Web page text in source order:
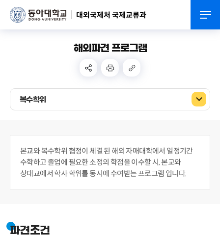
대외국제처 국제교류과
해외파견 프로그램
복수학위
본교와 복수학위 협정이 체결 된 해외 자매대학에서 일정기간
수학하고 졸업에 필요한 소정의 학점을 이수할 시, 본교와
상대교에서 학사 학위를 동시에 수여받는 프로그램 입니다.
파견조건